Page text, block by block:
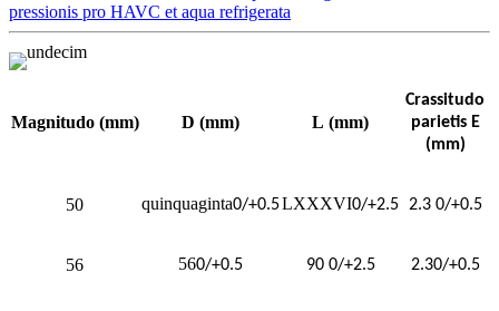
pressionis pro HAVC et aqua refrigerata
Magnitudo (mm) D (mm) L (mm)
Crassitudo
parietis E
(mm)
50 quinquaginta0/+0.5LXXXVI0/+2.5 2.3 0/+0.5
56 560/+0.5 90 0/+2.5 2.30/+0.5